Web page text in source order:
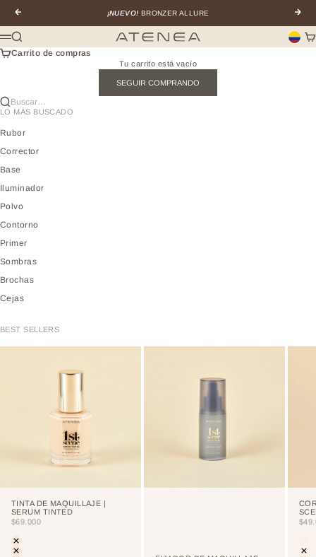
Anterior
¡NUEVO! BRONZER ALLURE
Atenea profesional
Menú
Buscar
Carrito de compras
Tu carrito está vacío
SEGUIR COMPRANDO
Buscar…
LO MÁS BUSCADO
Rubor
Corrector
Base
Iluminador
Polvo
Contorno
Primer
Sombras
Brochas
Cejas
BEST SELLERS
TINTA DE MAQUILLAJE |
SERUM TINTED
PRECIO DE OFERTA
$69.000
Color
LIGHT
PORCELAIN